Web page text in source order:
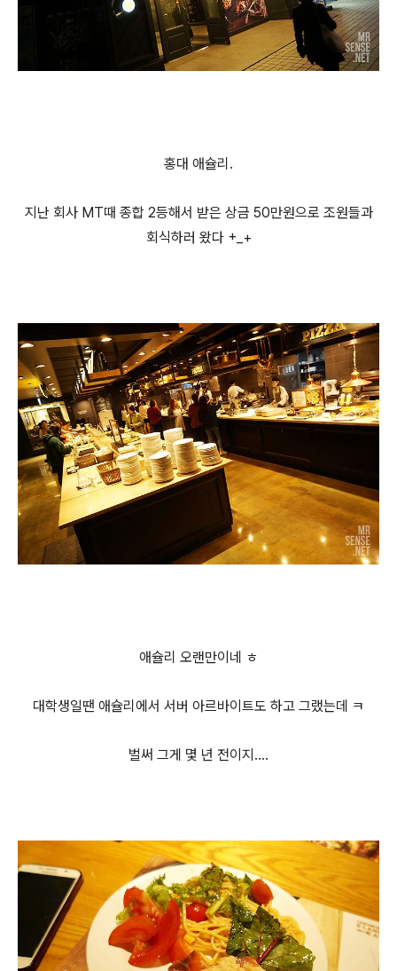
홍대 애슐리.
지난 회사 MT때 종합 2등해서 받은 상금 50만원으로 조원들과
회식하러 왔다 +_+
애슐리 오랜만이네 ㅎ
대학생일땐 애슐리에서 서버 아르바이트도 하고 그랬는데 ㅋ
벌써 그게 몇 년 전이지....